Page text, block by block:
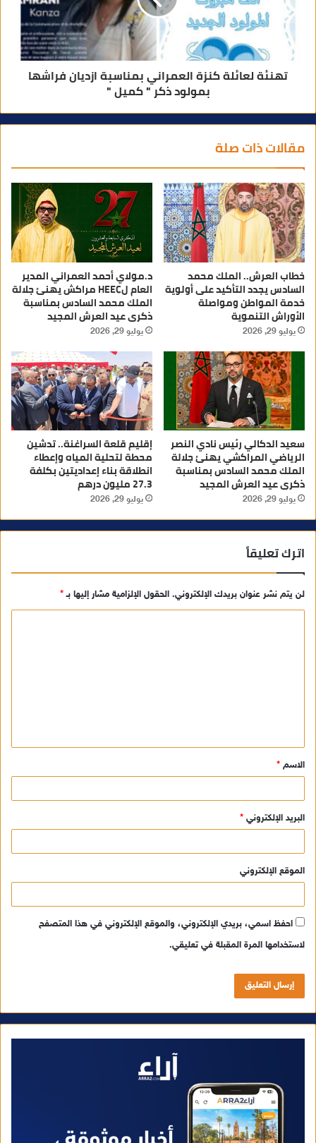
تهنئة لعائلة كنزة العمراني بمناسبة ازديان فراشها
بمولود ذكر " كميل "
مقالات ذات صلة
خطاب العرش.. الملك محمد
السادس يجدد التأكيد على أولوية
خدمة المواطن ومواصلة
الأوراش التنموية
يوليو 29, 2026
د.مولاي أحمد العمراني المدير
العام لHEEC مراكش يهنئ جلالة
الملك محمد السادس بمناسبة
ذكرى عيد العرش المجيد
يوليو 29, 2026
سعيد الدكالي رئيس نادي النصر
الرياضي المراكشي يهنئ جلالة
الملك محمد السادس بمناسبة
ذكرى عيد العرش المجيد
يوليو 29, 2026
إقليم قلعة السراغنة.. تدشين
محطة لتحلية المياه وإعطاء
انطلاقة بناء إعداديتين بكلفة
27.3 مليون درهم
يوليو 29, 2026
اترك تعليقاً
لن يتم نشر عنوان بريدك الإلكتروني. الحقول الإلزامية مشار إليها بـ*
ق
*
الاسم *
البريد الإلكتروني *
الموقع الإلكتروني
احفظ اسمي، بريدي الإلكتروني، والموقع الإلكتروني في هذا المتصفح
لاستخدامها المرة المقبلة في تعليقي.